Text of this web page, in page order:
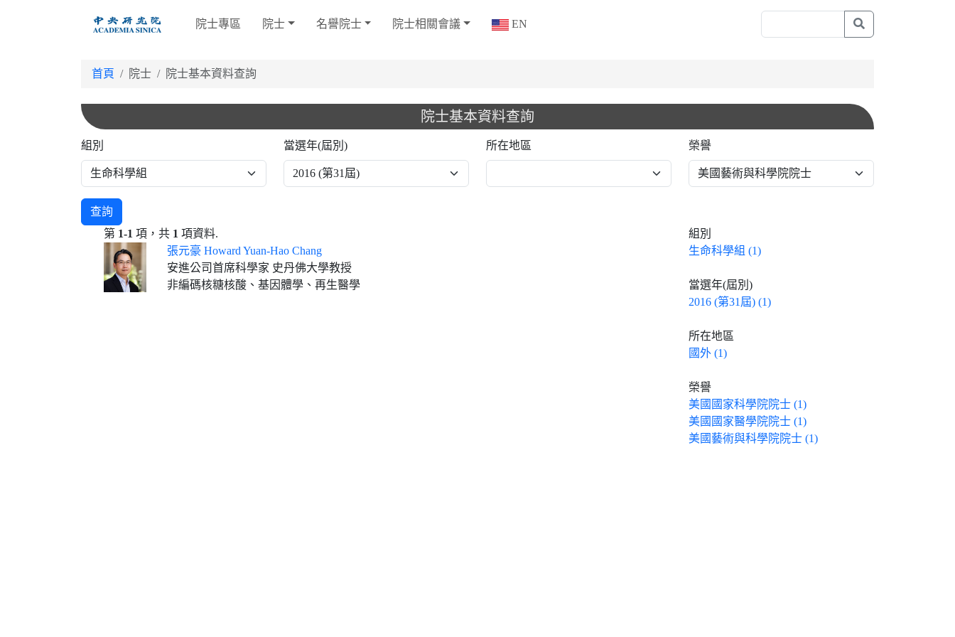
院士專區 院士 名譽院士 院士相關會議 EN
首頁 院士 院士基本資料查詢
院士基本資料查詢
組別 當選年(屆別) 所在地區 榮譽
查詢
第 1-1 項，共 1 項資料.
張元豪 Howard Yuan-Hao Chang
安進公司首席科學家 史丹佛大學教授
非編碼核糖核酸、基因體學、再生醫學
組別
生命科學組 (1)
當選年(屆別)
2016 (第31屆) (1)
所在地區
國外 (1)
榮譽
美國國家科學院院士 (1)
美國國家醫學院院士 (1)
美國藝術與科學院院士 (1)